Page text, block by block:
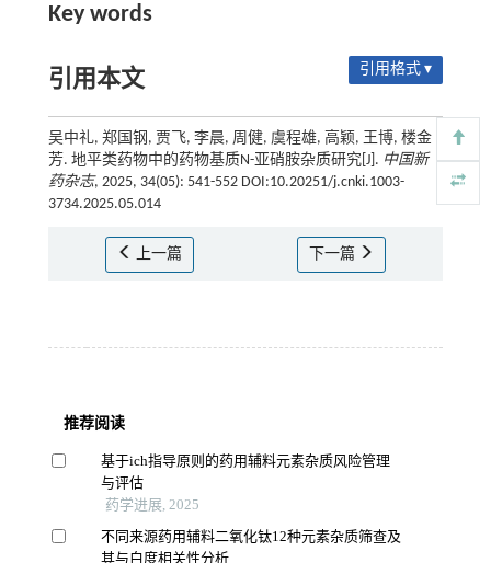
Key words
引用本文 引用格式 ▾
吴中礼, 郑国钢, 贾飞, 李晨, 周健, 虞程雄, 高颖, 王博, 楼金
芳. 地平类药物中的药物基质N-亚硝胺杂质研究[J]. 中国新
药杂志, 2025, 34(05): 541-552 DOI:10.20251/j.cnki.1003-
3734.2025.05.014
上一篇 下一篇